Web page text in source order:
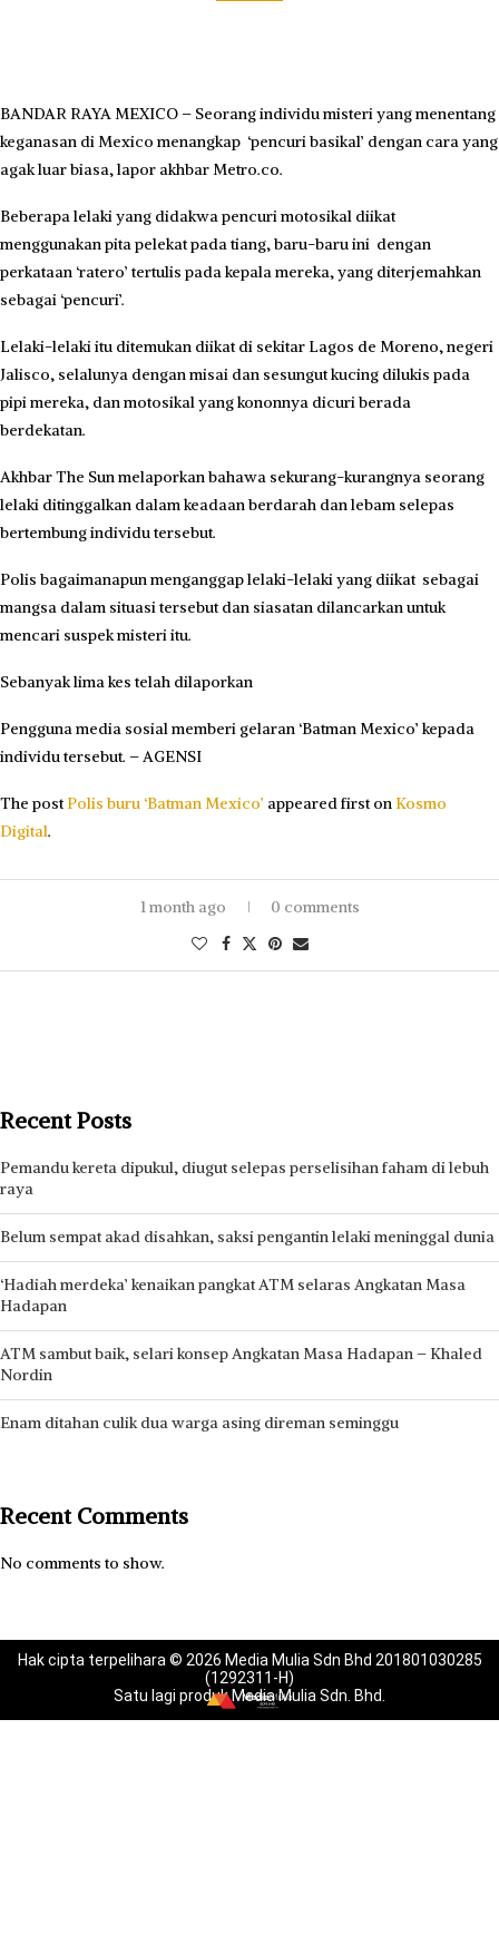
BANDAR RAYA MEXICO – Seorang individu misteri yang menentang
keganasan di Mexico menangkap ‘pencuri basikal’ dengan cara yang
agak luar biasa, lapor akhbar Metro.co.
Beberapa lelaki yang didakwa pencuri motosikal diikat
menggunakan pita pelekat pada tiang, baru-baru ini dengan
perkataan ‘ratero’ tertulis pada kepala mereka, yang diterjemahkan
sebagai ‘pencuri’.
Lelaki-lelaki itu ditemukan diikat di sekitar Lagos de Moreno, negeri
Jalisco, selalunya dengan misai dan sesungut kucing dilukis pada
pipi mereka, dan motosikal yang kononnya dicuri berada
berdekatan.
Akhbar The Sun melaporkan bahawa sekurang-kurangnya seorang
lelaki ditinggalkan dalam keadaan berdarah dan lebam selepas
bertembung individu tersebut.
Polis bagaimanapun menganggap lelaki-lelaki yang diikat sebagai
mangsa dalam situasi tersebut dan siasatan dilancarkan untuk
mencari suspek misteri itu.
Sebanyak lima kes telah dilaporkan
Pengguna media sosial memberi gelaran ‘Batman Mexico’ kepada
individu tersebut. – AGENSI
The postPolis buru ‘Batman Mexico’ appeared first on Kosmo
Digital.
1 month ago 0 comments
Recent Posts
Pemandu kereta dipukul, diugut selepas perselisihan faham di lebuh
raya
Belum sempat akad disahkan, saksi pengantin lelaki meninggal dunia
‘Hadiah merdeka’ kenaikan pangkat ATM selaras Angkatan Masa
Hadapan
ATM sambut baik, selari konsep Angkatan Masa Hadapan – Khaled
Nordin
Enam ditahan culik dua warga asing direman seminggu
Recent Comments
No comments to show.
Hak cipta terpelihara © 2026 Media Mulia Sdn Bhd 201801030285
(1292311-H)
Satu lagi produk Media Mulia Sdn. Bhd.